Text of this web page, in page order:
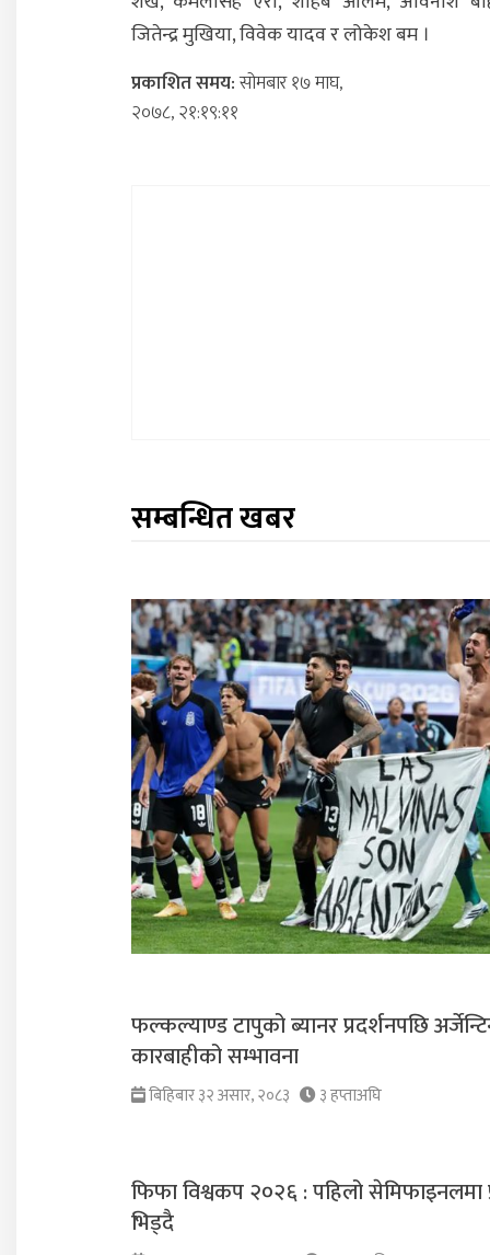
जितेन्द्र मुखिया, विवेक यादव र लोकेश बम ।
प्रकाशित समय:सोमबार १७ माघ,
२०७८, २१:१९:११
सम्बन्धित खबर
फल्कल्याण्ड टापुको ब्यानर प्रदर्शनपछि
कारबाहीको सम्भावना
बिहिबार ३२ असार, २०८३ ३ हप्ताअघि
फिफा विश्वकप २०२६ : पहिलो सेमिफाइनलमा
भिड्दै